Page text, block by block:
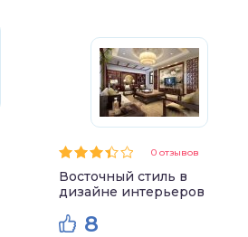
0 отзывов
Восточный стиль в
дизайне интерьеров
8